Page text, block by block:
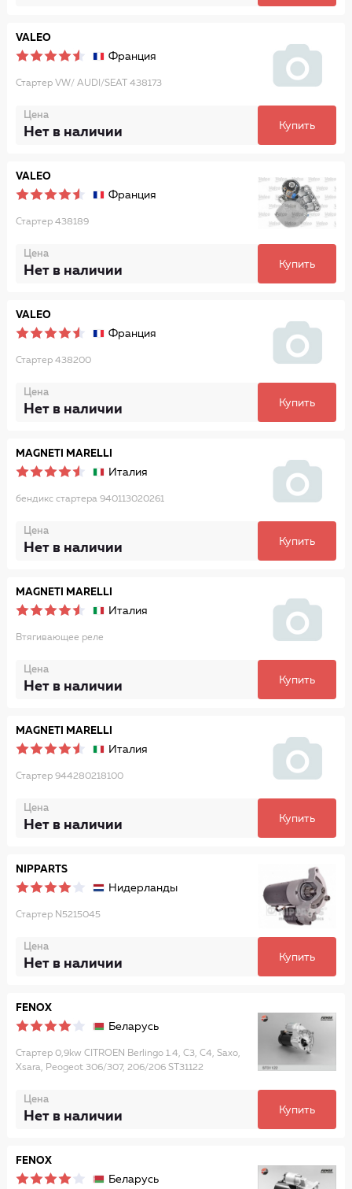
VALEO
Франция
Стартер VW/ AUDI/SEAT 438173
Цена
Нет в наличии Купить
VALEO
Франция
Стартер 438189
Цена
Нет в наличии Купить
VALEO
Франция
Стартер 438200
Цена
Нет в наличии Купить
MAGNETI MARELLI
Италия
бендикс стартера 940113020261
Цена
Нет в наличии Купить
MAGNETI MARELLI
Италия
Втягивающее реле
Цена
Нет в наличии Купить
MAGNETI MARELLI
Италия
Стартер 944280218100
Цена
Нет в наличии Купить
NIPPARTS
Нидерланды
Стартер N5215045
Цена
Нет в наличии Купить
FENOX
Беларусь
Стартер 0,9kw CITROEN Berlingo 1.4, C3, C4, Saxo,
Xsara, Peogeot 306/307, 206/206 ST31122
Цена
Нет в наличии Купить
FENOX
Беларусь